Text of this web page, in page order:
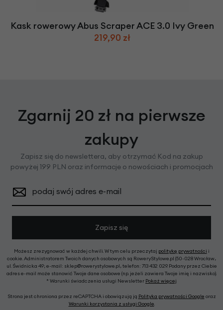
Kask rowerowy Abus Scraper ACE 3.0 Ivy Green
219,90 zł
Zgarnij 20 zł na pierwsze
zakupy
Zapisz się do newslettera, aby otrzymać Kod na zakup
powyżej 199 PLN oraz informacje o nowościach i promocjach
podaj swój adres e-mail
Zapisz się
Możesz zrezygnować w każdej chwili. W tym celu przeczytaj politykę prywatności i
cookie. Administratorem Twoich danych osobowych są RoweryStylowe.pl (50-028 Wrocław,
ul. Świdnicka 49; e-mail: sklep@rowerystylowe.pl, telefon: 713 432 029. Podany przez Ciebie
adres e-mail może stanowić Twoje dane osobowe (np. jeżeli zawiera Twoje imię i nazwisko).
* Warunki świadczenia usługi Newsletter Pokaż więcej
Strona jest chroniona przez reCAPTCHA i obowiązują ją Polityka prywatności Google oraz
Warunki korzystania z usługi Google.